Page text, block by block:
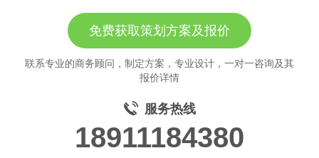
免费获取策划方案及报价
联系专业的商务顾问，制定方案，专业设计，一对一咨询及其
报价详情
服务热线
18911184380